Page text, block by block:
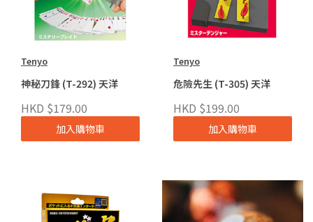
Tenyo
神秘刀鋒 (T-292) 天洋
HKD $179.00
加入購物車
Tenyo
危險先生 (T-305) 天洋
HKD $199.00
加入購物車